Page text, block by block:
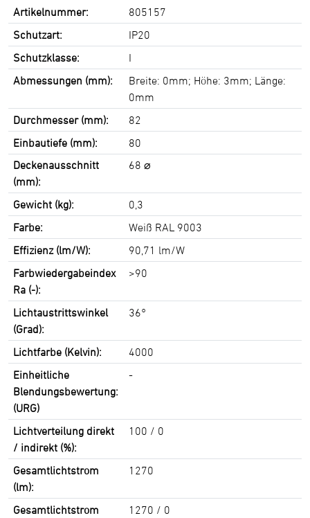
Artikelnummer:
805157
Schutzart:
IP20
Schutzklasse:
I
Abmessungen (mm):
Breite: 0mm; Höhe: 3mm; Länge:
0mm
Durchmesser (mm):
82
Einbautiefe (mm):
80
Deckenausschnitt
(mm):
68 ⌀
Gewicht (kg):
0,3
Farbe:
Weiß RAL 9003
Effizienz (lm/W):
90,71 lm/W
Farbwiedergabeindex
Ra (-):
>90
Lichtaustrittswinkel
(Grad):
36°
Lichtfarbe (Kelvin):
4000
Einheitliche
Blendungsbewertung:
(URG)
-
Lichtverteilung direkt
/ indirekt (%):
100 / 0
Gesamtlichtstrom
(lm):
1270
Gesamtlichtstrom
1270 / 0